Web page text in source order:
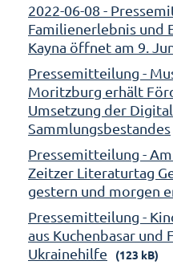
2022-06-08 -
Familienerlebnis und
Kayna öffnet am 9.
Pressemitteilung -
Moritzburg erhält
Umsetzung der
Sammlungsbestandes
Pressemitteilung -
Zeitzer Literaturtag
gestern und morgen
Pressemitteilung -
aus Kuchenbasar und
Ukrainehilfe
(123 kB)